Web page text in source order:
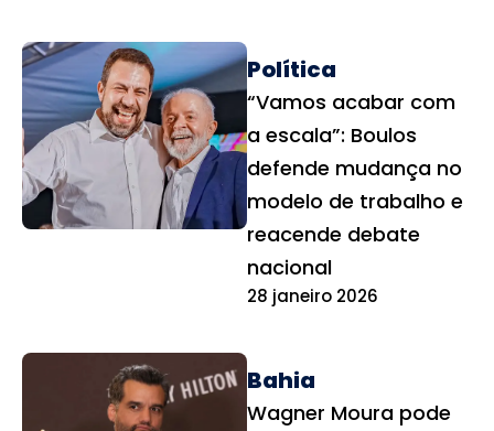
Política
“Vamos acabar com
a escala”: Boulos
defende mudança no
modelo de trabalho e
reacende debate
nacional
28 janeiro 2026
Bahia
Wagner Moura pode